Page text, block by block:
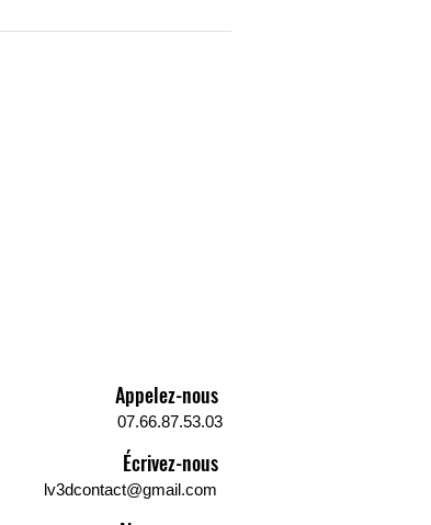
Appelez-nous
07.66.87.53.03
Écrivez-nous
lv3dcontact@gmail.com